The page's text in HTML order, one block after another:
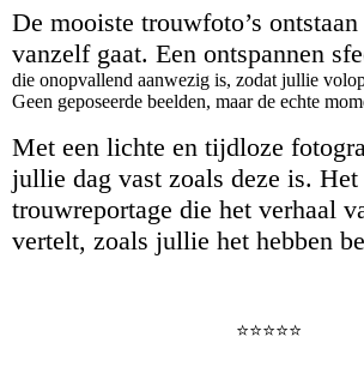
De mooiste trouwfoto’s
vanzelf gaat. Een ontspannen
die onopvallend aanwezig is, zodat jullie
Geen geposeerde beelden, maar de echte
Met een lichte en tijdloze
jullie dag vast zoals deze is. Het
trouwreportage die het verhaal
vertelt, zoals jullie het hebben
⭐️⭐️⭐️⭐️⭐️